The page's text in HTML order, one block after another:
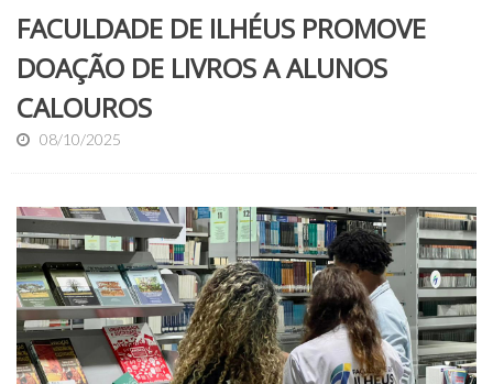
FACULDADE DE ILHÉUS PROMOVE
DOAÇÃO DE LIVROS A ALUNOS
CALOUROS
08/10/2025